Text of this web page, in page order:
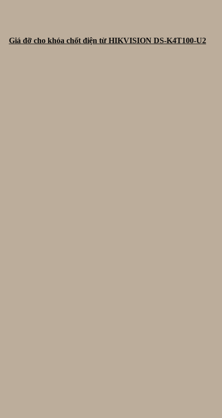
Giá đỡ cho khóa chốt điện từ HIKVISION DS-K4T100-U2